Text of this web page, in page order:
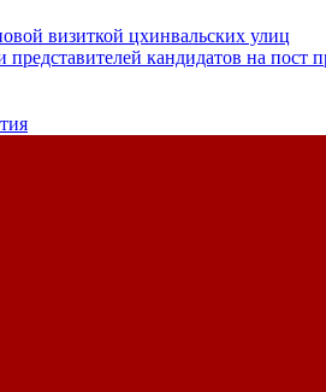
визиткой цхинвальских улиц
кандидатов на пост